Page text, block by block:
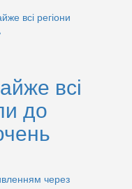
всі
до